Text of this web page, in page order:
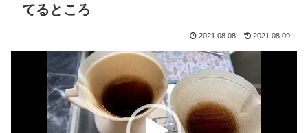
てるところ
2021.08.08 2021.08.09